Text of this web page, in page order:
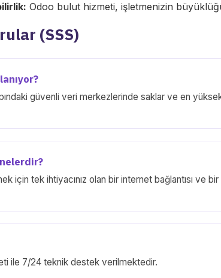
Odoo bulut hizmeti, işletmenizin
(SSS)
güvenli veri merkezlerinde saklar ve en
için tek ihtiyacınız olan bir internet bağlantısı ve bir
ile 7/24 teknik destek verilmektedir.